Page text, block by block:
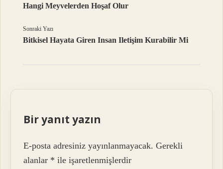
Hangi Meyvelerden Hoşaf Olur
Sonraki Yazı
Bitkisel Hayata Giren Insan Iletişim Kurabilir Mi
Bir yanıt yazın
E-posta adresiniz yayınlanmayacak. Gerekli
alanlar * ile işaretlenmişlerdir